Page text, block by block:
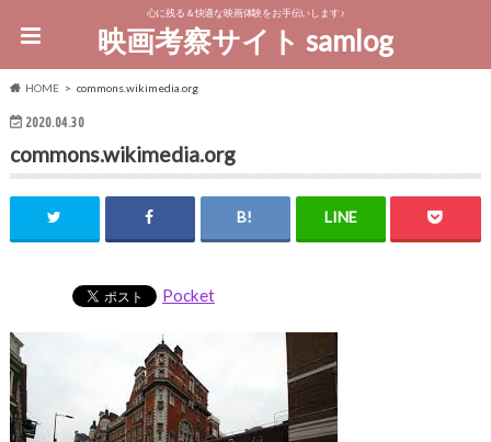
心に残る＆快適な映画体験をお手伝いします♪
映画考察サイト samlog
HOME commons.wikimedia.org
2020.04.30
commons.wikimedia.org
Pocket